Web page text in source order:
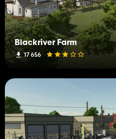
Blackriver Farm
17 656